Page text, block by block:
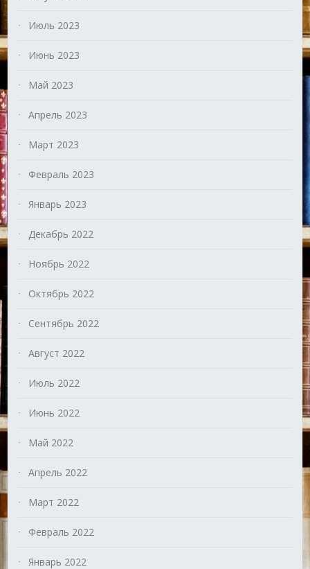
Июль 2023
Июнь 2023
Май 2023
Апрель 2023
Март 2023
Февраль 2023
Январь 2023
Декабрь 2022
Ноябрь 2022
Октябрь 2022
Сентябрь 2022
Август 2022
Июль 2022
Июнь 2022
Май 2022
Апрель 2022
Март 2022
Февраль 2022
Январь 2022